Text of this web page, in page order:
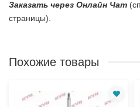
Заказать через Онлайн Чат
страницы).
Похожие товары